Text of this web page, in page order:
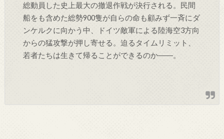
総動員した史上最大の撤退作戦が決行される。民間
船をも含めた総勢900隻が自らの命も顧みず一斉にダ
ンケルクに向かう中、ドイツ敵軍による陸海空3方向
からの猛攻撃が押し寄せる。迫るタイムリミット、
若者たちは生きて帰ることができるのか――。